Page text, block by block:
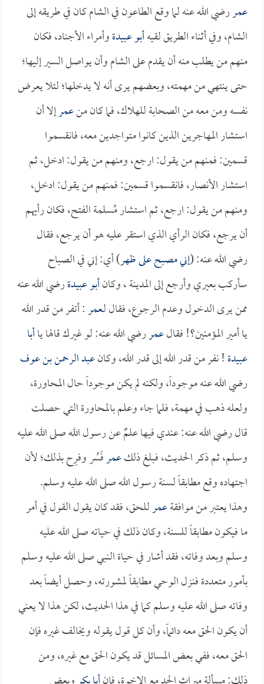
عمررضي الله عنه لما وقع الطاعون في الشام كان في طريقه إلى
الشام، وفي أثناء الطريق لقيهأبو عبيدةوأمراء الأجناد، فكان
منهم من يطلب منه أن يقدم على الشام وأن يواصل السير إليها؛
حتى ينتهي من مهمته، وبعضهم يرى أنه لا يدخلها؛ لئلا يعرض
نفسه ومن معه من الصحابة للهلاك، فما كان منعمرإلا أن
استشار المهاجرين الذين كانوا متواجدين معه، فانقسموا
قسمين: فمنهم من يقول: ارجع، ومنهم من يقول: ادخل، ثم
استشار الأنصار، فانقسموا قسمين: فمنهم من يقول: ادخل،
ومنهم من يقول: ارجع، ثم استشار مُسلمة الفتح، فكان رأيهم
أن يرجع، فكان الرأي الذي استقر عليه هو أن يرجع، فقال
رضي الله عنه: (إني مصبح على ظهر) أي: إني في الصباح
سأركب بعيري وأرجع إلى المدينة ، وكانأبو عبيدةرضي الله عنه
ممن يرى الدخول وعدم الرجوع، فقال لـعمر: أتفر من قدر الله
يا أمير المؤمنين؟! فقالعمررضي الله عنه: لو غيرك قالها ياأبا
عبيدة! نفر من قدر الله إلى قدر الله، وكانعبد الرحمن بن عوف
رضي الله عنه موجوداً، ولكنه لم يكن موجوداً حال المحاورة،
ولعله ذهب في مهمة، فلما جاء وعلم بالمحاورة التي حصلت
قال رضي الله عنه: عندي فيها علمٌ عن رسول الله صلى الله عليه
وسلم، ثم ذكر الحديث، فبلغ ذلكعمرفَسُر وفرِح بذلك؛ لأن
اجتهاده وقع مطابقاً لسنة رسول الله صلى الله عليه وسلم.
وهذا يعتبر من موافقةعمرللحق، فقد كان يقول القول في أمر
ما فيكون مطابقاً للسنة، وكان ذلك في حياته صلى الله عليه
وسلم وبعد وفاته، فقد أشار في حياة النبي صلى الله عليه وسلم
بأمور متعددة فنزل الوحي مطابقاً لمشورته، وحصل أيضاً بعد
وفاته صلى الله عليه وسلم كما في هذا الحديث، لكن هذا لا يعني
أن يكون الحق معه دائماً، وأن كل قول يقوله ويخالف غيره فإن
الحق معه، ففي بعض المسائل قد يكون الحق مع غيره، ومن